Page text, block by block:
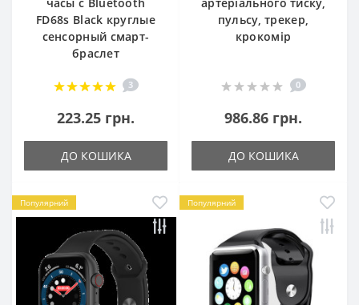
FD68s Black круглые
сенсорный смарт-
браслет
3
223.25 грн.
ДО КОШИКА
пульсу, трекер,
крокомір
0
986.86 грн.
ДО КОШИКА
Популярний Популярний